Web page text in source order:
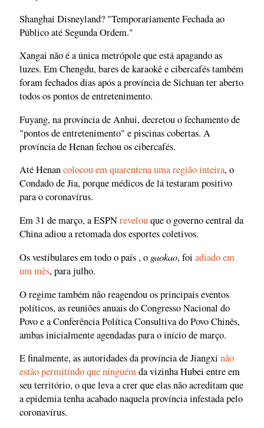
Shanghai Disneyland? "Temporariamente Fechada ao
Público até Segunda Ordem."
Xangai não é a única metrópole que está apagando as
luzes. Em Chengdu, bares de karaokê e cibercafés também
foram fechados dias após a província de Sichuan ter aberto
todos os pontos de entretenimento.
Fuyang, na província de Anhui, decretou o fechamento de
"pontos de entretenimento" e piscinas cobertas. A
província de Henan fechou os cibercafés.
Até Henancolocou em quarentena uma região inteira, o
Condado de Jia, porque médicos de lá testaram positivo
para o coronavírus.
Em 31 de março, a ESPNrevelouque o governo central da
China adiou a retomada dos esportes coletivos.
Os vestibulares em todo o país , o gaokao, foi adiado em
um mês, para julho.
O regime também não reagendou os principais eventos
políticos, as reuniões anuais do Congresso Nacional do
Povo e a Conferência Política Consultiva do Povo Chinês,
ambas inicialmente agendadas para o início de março.
E finalmente, as autoridades da província de Jiangxi não
estão permitindo que ninguémda vizinha Hubei entre em
seu território, o que leva a crer que elas não acreditam que
a epidemia tenha acabado naquela província infestada pelo
coronavírus.